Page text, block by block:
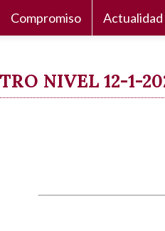
Compromiso Actualidad
NIVEL 12-1-